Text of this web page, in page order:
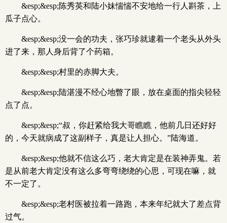
&esp;&esp;陈秀英和陆小妹惴惴不安地给一行人斟茶，上
瓜子点心。
&esp;&esp;没一会的功夫，张巧珍就逮着一个老头从外头
进了来，那人身后背了个药箱。
&esp;&esp;村里的赤脚大夫。
&esp;&esp;陆湛漫不经心地瞥了眼，放在桌面的指尖轻轻
点了点。
&esp;&esp;“叔，你赶紧给我大哥瞧瞧，他前几日还好好
的，今天就病成了这副样子，真是让人担心。”陆海道。
&esp;&esp;他就不信这么巧，老大肯定是在装神弄鬼。若
是从前老大肯定没有这么多弯弯绕绕的心思，可现在嘛，就
不一定了。
&esp;&esp;老村医被拉着一路跑，本来年纪就大了差点背
过气。